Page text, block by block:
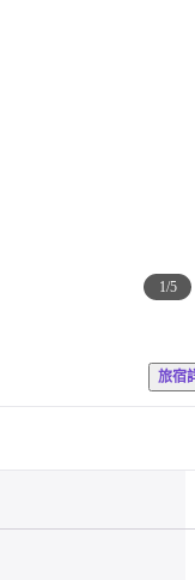
食吧」內的甜點，在房間
1/5
旅宿